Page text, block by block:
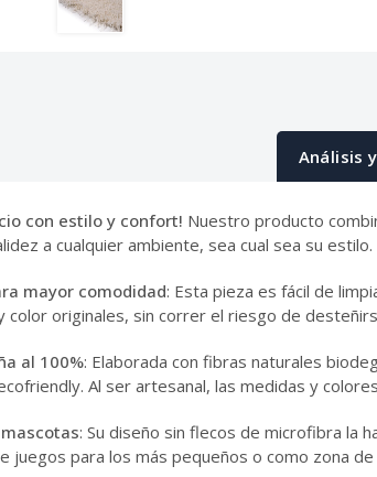
Análisis
con estilo y confort! Nuestro producto
a cualquier ambiente, sea cual sea su estilo.
mayor comodidad: Esta pieza es fácil de
color originales, sin correr el riesgo de
al 100%: Elaborada con fibras naturales
Al ser artesanal, las medidas y
: Su diseño sin flecos de microfibra la
juegos para los más pequeños o como zona